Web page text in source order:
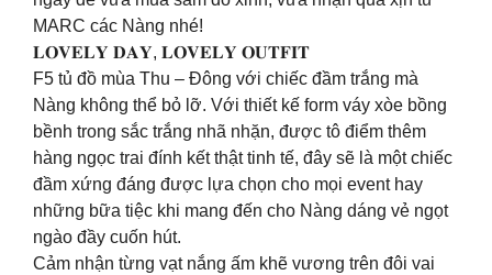
MARC các Nàng nhé!
𝐋𝐎𝐕𝐄𝐋𝐘 𝐃𝐀𝐘, 𝐋𝐎𝐕𝐄𝐋𝐘 𝐎𝐔𝐓𝐅𝐈𝐓
F5 tủ đồ mùa Thu – Đông với chiếc đầm trắng mà
Nàng không thể bỏ lỡ. Với thiết kế form váy xòe bồng
bềnh trong sắc trắng nhã nhặn, được tô điểm thêm
hàng ngọc trai đính kết thật tinh tế, đây sẽ là một chiếc
đầm xứng đáng được lựa chọn cho mọi event hay
những bữa tiệc khi mang đến cho Nàng dáng vẻ ngọt
ngào đầy cuốn hút.
Cảm nhận từng vạt nắng ấm khẽ vương trên đôi vai